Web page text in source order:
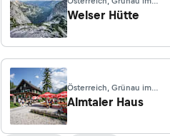
Almtal
Welser Hütte
Österreich, Grünau im
Almtal
Almtaler Haus